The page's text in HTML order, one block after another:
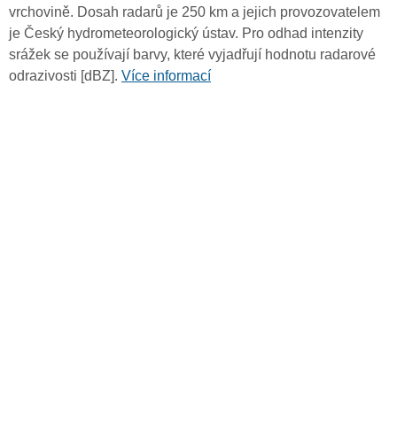
vrchovině. Dosah radarů je 250 km a jejich provozovatelem
je Český hydrometeorologický ústav. Pro odhad intenzity
srážek se používají barvy, které vyjadřují hodnotu radarové
odrazivosti [dBZ]. Více informací